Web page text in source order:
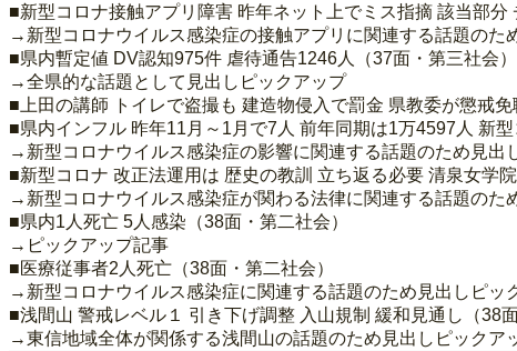
■新型コロナ接触アプリ障害 昨年ネット上でミス指摘 該当部分
→新型コロナウイルス感染症の接触アプリに関連する話題のた
■県内暫定値 DV認知975件 虐待通告1246人（37面・第三社会）
→全県的な話題として見出しピックアップ
■上田の講師 トイレで盗撮も 建造物侵入で罰金 県教委が懲戒免
■県内インフル 昨年11月～1月で7人 前年同期は1万4597人 新
→新型コロナウイルス感染症の影響に関連する話題のため見出
■新型コロナ 改正法運用は 歴史の教訓 立ち返る必要 清泉女学
→新型コロナウイルス感染症が関わる法律に関連する話題のた
■県内1人死亡 5人感染（38面・第二社会）
→ピックアップ記事
■医療従事者2人死亡（38面・第二社会）
→新型コロナウイルス感染症に関連する話題のため見出しピッ
■浅間山 警戒レベル１ 引き下げ調整 入山規制 緩和見通し（38面
→東信地域全体が関係する浅間山の話題のため見出しピックア